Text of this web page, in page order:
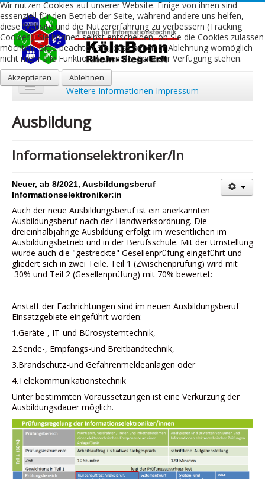
Über uns
Leistungen
Fachbetriebe
Kontakt
Links
Impressum
Ausbildung
Informationselektroniker/In
Neuer, ab 8/2021, Ausbildungsberuf
Informationselektroniker:in
Auch der neue Ausbildungsberuf ist ein anerkannten
Ausbildungsberuf nach der Handwerksordnung. Die
dreieinhalbjährige Ausbildung erfolgt im wesentlichen im
Ausbildungsbetrieb und in der Berufsschule. Mit der Umstellung
wurde auch die "gestreckte" Gesellenprüfung eingeführt und
gliedert sich in zwei Teile. Teil 1 (Zwischenprüfung) wird mit
30% und Teil 2 (Gesellenprüfung) mit 70% bewertet:
Anstatt der Fachrichtungen sind im neuen Ausbildungsberuf
Einsatzgebiete eingeführt worden:
1.Geräte-, IT-und Bürosystemtechnik,
2.Sende-, Empfangs-und Breitbandtechnik,
3.Brandschutz-und Gefahrenmeldeanlagen oder
4.Telekommunikationstechnik
Unter bestimmten Voraussetzungen ist eine Verkürzung der
Ausbildungsdauer möglich.
Wir nutzen Cookies auf unserer Website. Einige von ihnen sind
essenziell für den Betrieb der Seite, während andere uns helfen,
diese Website und die Nutzererfahrung zu verbessern (Tracking
Cookies). Sie können selbst entscheiden, ob Sie die Cookies zulassen
möchten. Bitte beachten Sie, dass bei einer Ablehnung womöglich
nicht mehr alle Funktionalitäten der Seite zur Verfügung stehen.
Akzeptieren Ablehnen
Weitere Informationen Impressum